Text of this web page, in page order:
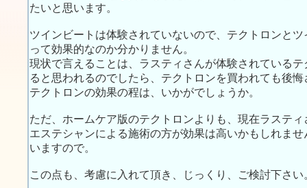
たいと思います。
ツインビートは体験されていないので、テクトロンと
って効果的なのか分かりません。
現状で言えることは、ラスティさんが体験されている
ると思われるのでしたら、テクトロンを買われても後
テクトロンの効果の程は、いかがでしょうか。
ただ、ホームケア版のテクトロンよりも、現在ラステ
エステシャンによる施術の方が効果は高いかもしれま
いますので。
この点も、考慮に入れて頂き、じっくり、ご検討下さい